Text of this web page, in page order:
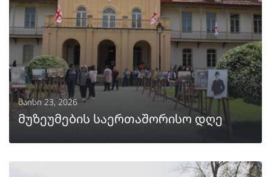
მაისი 23, 2026
მუზეუმების საერთაშორისო დღე